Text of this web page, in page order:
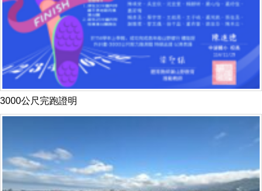
3000公尺完跑證明